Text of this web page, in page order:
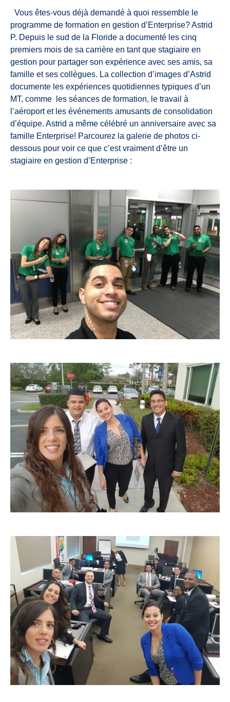
Vous êtes-vous déjà demandé à quoi ressemble le
programme de formation en gestion d’Enterprise? Astrid
P. Depuis le sud de la Floride a documenté les cinq
premiers mois de sa carrière en tant que stagiaire en
gestion pour partager son expérience avec ses amis, sa
famille et ses collègues. La collection d’images d’Astrid
documente les expériences quotidiennes typiques d’un
MT, comme les séances de formation, le travail à
l’aéroport et les événements amusants de consolidation
d’équipe. Astrid a même célébré un anniversaire avec sa
famille Enterprise! Parcourez la galerie de photos ci-
dessous pour voir ce que c’est vraiment d’être un
stagiaire en gestion d’Enterprise :